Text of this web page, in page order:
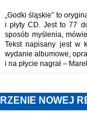
„Godki śląskie” to
i płyty CD. Jest to 77
sposób myślenia,
Tekst napisany jest w
wydanie albumowe,
i na płycie nagrał –
NOWEJ